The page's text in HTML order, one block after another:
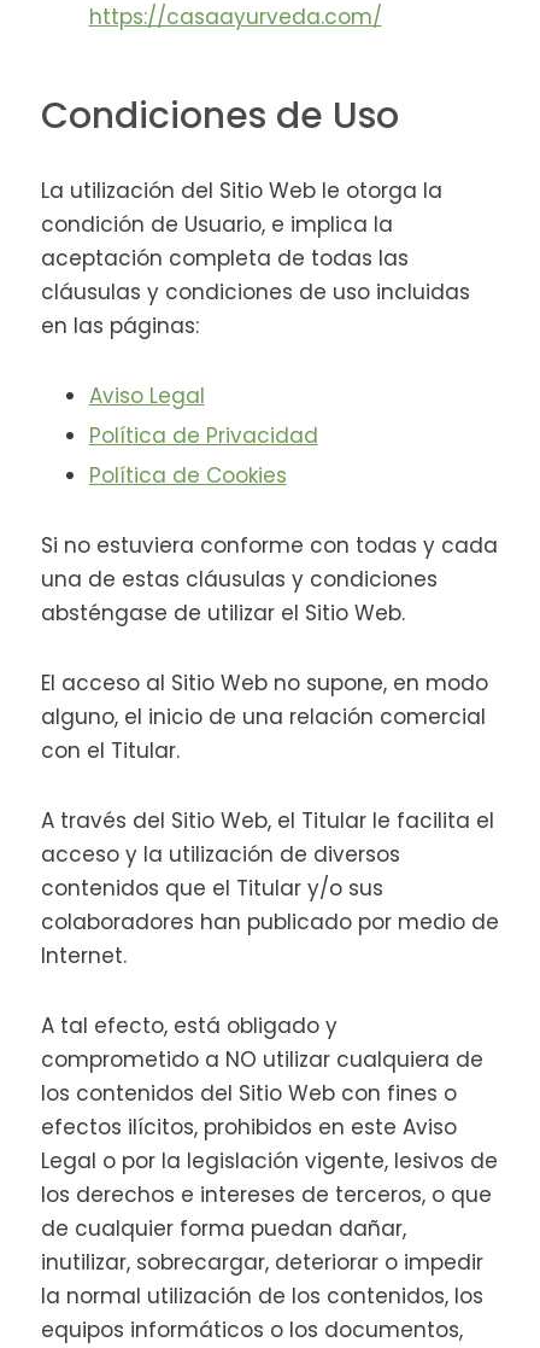
https://casaayurveda.com/
Condiciones de Uso
La utilización del Sitio Web le otorga la
condición de Usuario, e implica la
aceptación completa de todas las
cláusulas y condiciones de uso incluidas
en las páginas:
Aviso Legal
Política de Privacidad
Política de Cookies
Si no estuviera conforme con todas y cada
una de estas cláusulas y condiciones
absténgase de utilizar el Sitio Web.
El acceso al Sitio Web no supone, en modo
alguno, el inicio de una relación comercial
con el Titular.
A través del Sitio Web, el Titular le facilita el
acceso y la utilización de diversos
contenidos que el Titular y/o sus
colaboradores han publicado por medio de
Internet.
A tal efecto, está obligado y
comprometido a NO utilizar cualquiera de
los contenidos del Sitio Web con fines o
efectos ilícitos, prohibidos en este Aviso
Legal o por la legislación vigente, lesivos de
los derechos e intereses de terceros, o que
de cualquier forma puedan dañar,
inutilizar, sobrecargar, deteriorar o impedir
la normal utilización de los contenidos, los
equipos informáticos o los documentos,